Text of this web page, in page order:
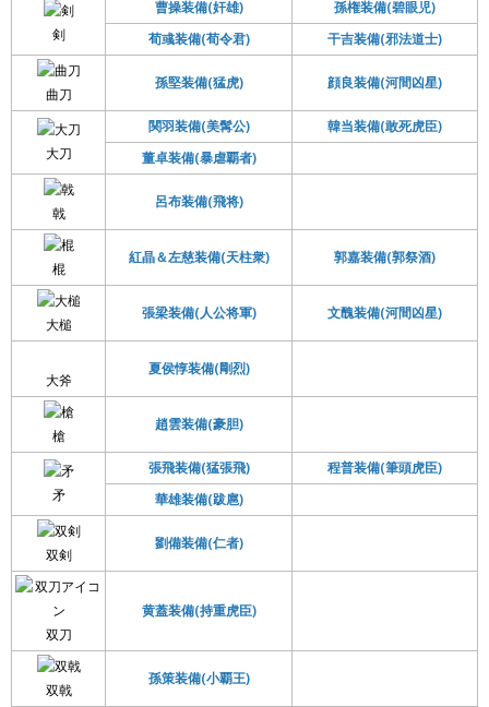
剣
曹操装備(奸雄)
孫権装備(碧眼児)
荀彧装備(荀令君)
干吉装備(邪法道士)
曲刀
孫堅装備(猛虎) 顔良装備(河間凶星)
大刀
関羽装備(美髯公)
韓当装備(敢死虎臣)
董卓装備(暴虐覇者)
戟
呂布装備(飛将)
棍
紅晶＆左慈装備(天柱衆) 郭嘉装備(郭祭酒)
大槌
張梁装備(人公将軍) 文醜装備(河間凶星)
大斧
夏侯惇装備(剛烈)
槍
趙雲装備(豪胆)
矛
張飛装備(猛張飛)
程普装備(筆頭虎臣)
華雄装備(跋扈)
双剣
劉備装備(仁者)
双刀
黄蓋装備(持重虎臣)
双戟
孫策装備(小覇王)